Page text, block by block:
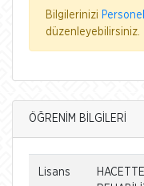
Bilgilerinizi
düzenleyebilirsiniz.
ÖĞRENİM BİLGİLERİ
Lisans